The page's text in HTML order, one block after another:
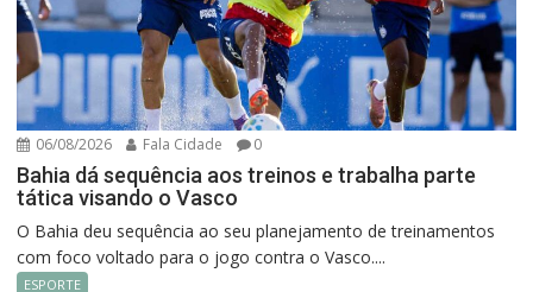
06/08/2026 Fala Cidade 0
Bahia dá sequência aos treinos e trabalha parte
tática visando o Vasco
O Bahia deu sequência ao seu planejamento de treinamentos
com foco voltado para o jogo contra o Vasco....
ESPORTE